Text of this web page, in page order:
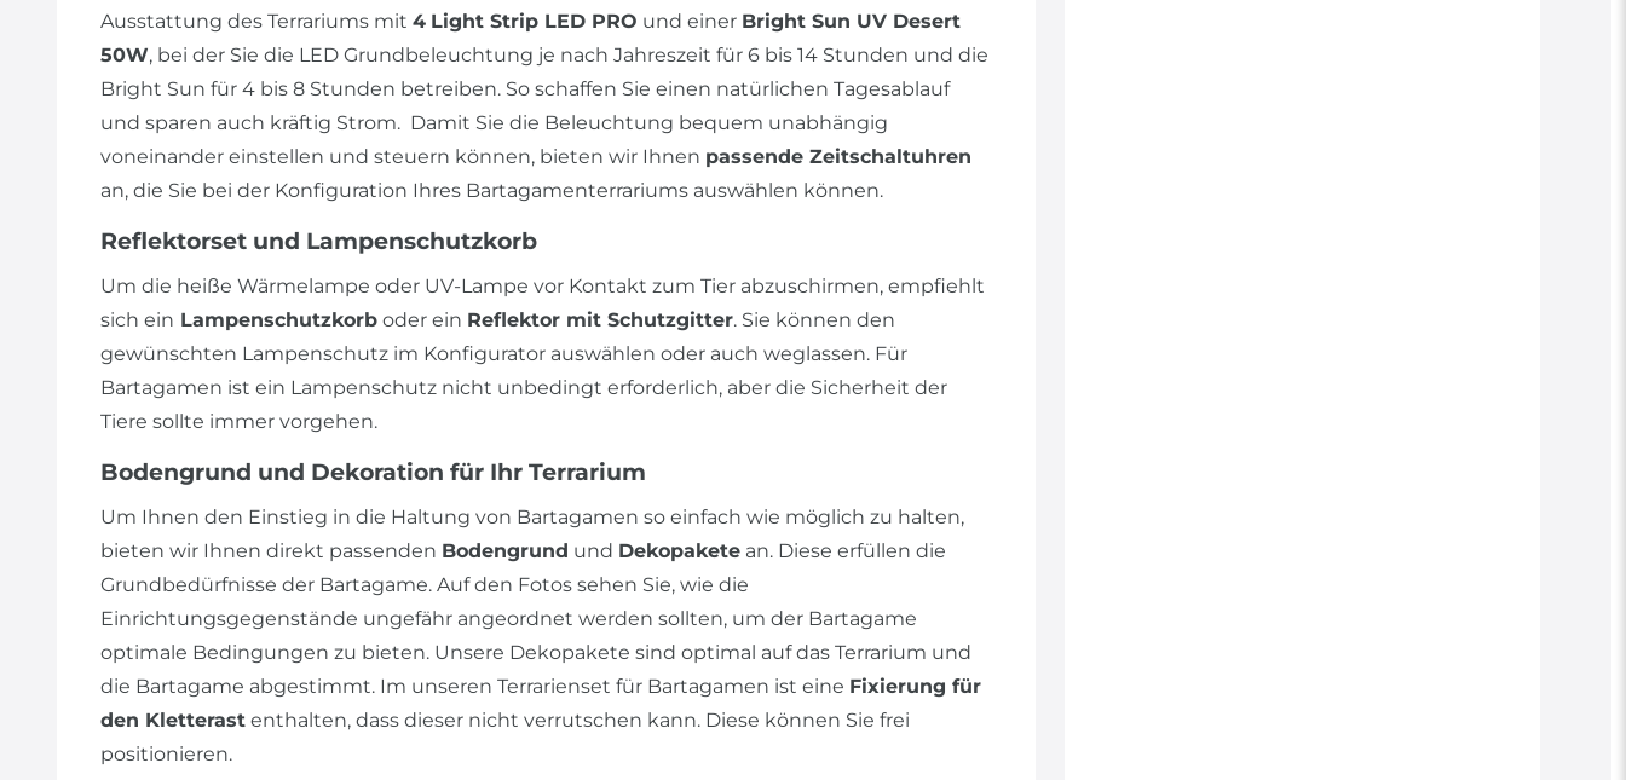
Ausstattung des Terrariums mit 4 Light Strip LED PRO und einer Bright Sun UV Desert
50W, bei der Sie die LED Grundbeleuchtung je nach Jahreszeit für 6 bis 14 Stunden und die
Bright Sun für 4 bis 8 Stunden betreiben. So schaffen Sie einen natürlichen Tagesablauf
und sparen auch kräftig Strom. Damit Sie die Beleuchtung bequem unabhängig
voneinander einstellen und steuern können, bieten wir Ihnen passende Zeitschaltuhren
an, die Sie bei der Konfiguration Ihres Bartagamenterrariums auswählen können.
Reflektorset und Lampenschutzkorb
Um die heiße Wärmelampe oder UV-Lampe vor Kontakt zum Tier abzuschirmen, empfiehlt
sich ein Lampenschutzkorb oder ein Reflektor mit Schutzgitter. Sie können den
gewünschten Lampenschutz im Konfigurator auswählen oder auch weglassen. Für
Bartagamen ist ein Lampenschutz nicht unbedingt erforderlich, aber die Sicherheit der
Tiere sollte immer vorgehen.
Bodengrund und Dekoration für Ihr Terrarium
Um Ihnen den Einstieg in die Haltung von Bartagamen so einfach wie möglich zu halten,
bieten wir Ihnen direkt passenden Bodengrund und Dekopakete an. Diese erfüllen die
Grundbedürfnisse der Bartagame. Auf den Fotos sehen Sie, wie die
Einrichtungsgegenstände ungefähr angeordnet werden sollten, um der Bartagame
optimale Bedingungen zu bieten. Unsere Dekopakete sind optimal auf das Terrarium und
die Bartagame abgestimmt. Im unseren Terrarienset für Bartagamen ist eine Fixierung für
den Kletterast enthalten, dass dieser nicht verrutschen kann. Diese können Sie frei
positionieren.